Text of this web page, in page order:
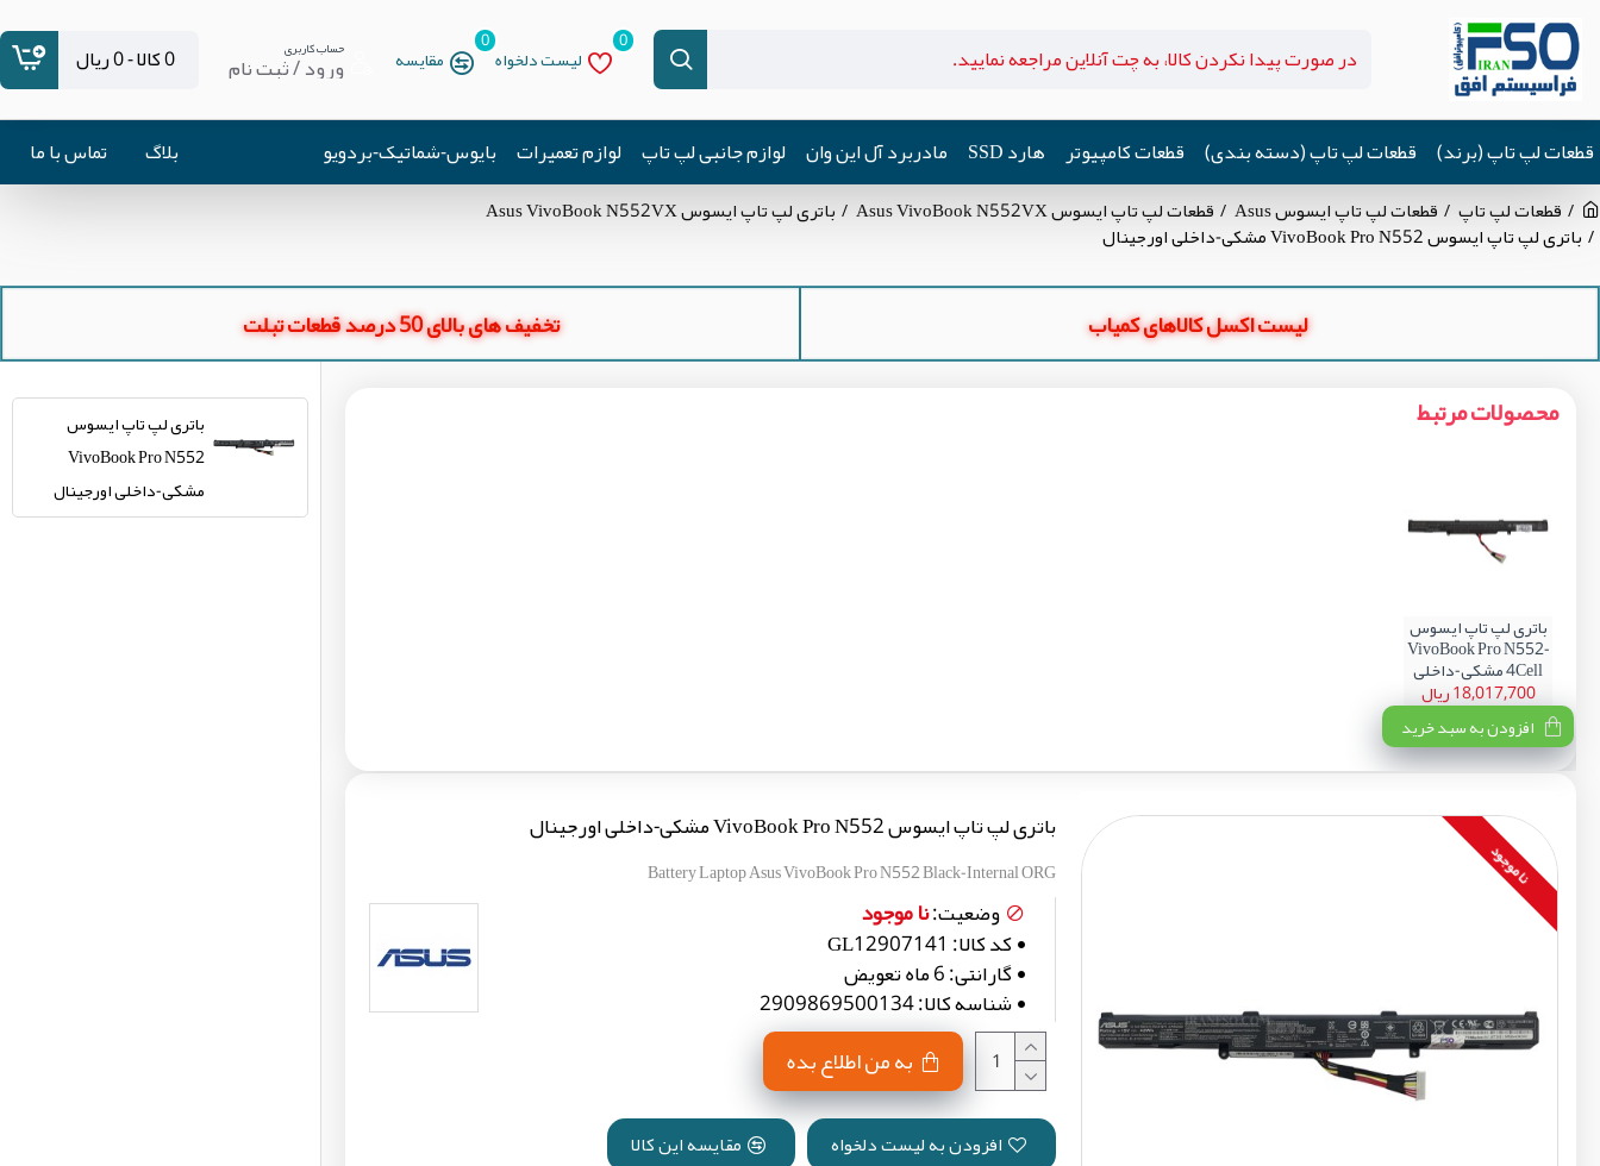
لیست دلخواه
0
مقایسه
0 حساب کاربری
ورود / ثبت نام 0 کالا - 0 ریال
قطعات لپ تاپ (برند) قطعات لپ تاپ (دسته بندی) قطعات کامپیوتر هارد SSD مادربرد آل این وان لوازم جانبی لپ تاپ لوازم تعمیرات بایوس-شماتیک-بردویو بلاگ تماس با ما
قطعات لپ تاپ قطعات لپ تاپ ایسوس Asus قطعات لپ تاپ ایسوس Asus VivoBook N552VX باتری لپ تاپ ایسوس Asus VivoBook N552VX
باتری لپ تاپ ایسوس VivoBook Pro N552 مشکی-داخلی اورجینال
لیست اکسل کالاهای کمیاب تخفیف های بالای 50 درصد قطعات تبلت
محصولات مرتبط
باتری لپ تاپ ایسوس
VivoBook Pro N552-
4Cell مشکی-داخلی
18,017,700 ریال
افزودن به سبد خرید
نا موجود
باتری لپ تاپ ایسوس VivoBook Pro N552 مشکی-داخلی اورجینال
Battery Laptop Asus VivoBook Pro N552 Black-Internal ORG
وضعیت:نا موجود
کد کالا: GL12907141
گارانتی:6 ماه تعویض
شناسه کالا:2909869500134
به من اطلاع بده
افزودن به لیست دلخواه مقایسه این کالا
باتری لپ تاپ ایسوس
VivoBook Pro N552
مشکی-داخلی اورجینال